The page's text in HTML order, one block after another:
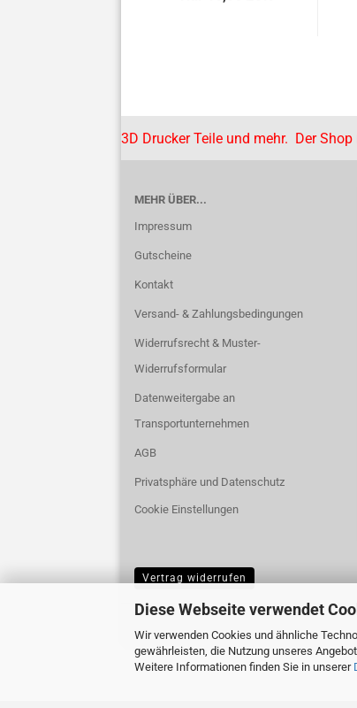
Diese Webseite verwendet
Wir verwenden Cookies und ähnliche
gewährleisten, die Nutzung unseres
Weitere Informationen finden Sie in unserer
3D Drucker Teile und mehr. Der
MEHR ÜBER...
Impressum
Gutscheine
Kontakt
Versand- & Zahlungsbedingungen
Widerrufsrecht & Muster-
Widerrufsformular
Datenweitergabe an
Transportunternehmen
AGB
Privatsphäre und Datenschutz
Cookie Einstellungen
Vertrag widerrufen